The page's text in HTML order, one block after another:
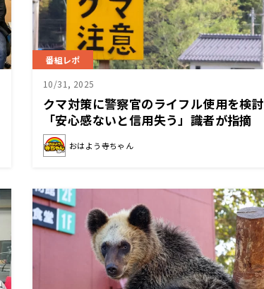
番組レポ
10/31, 2025
クマ対策に警察官のライフル使用を検討
「安心感ないと信用失う」識者が指摘
おはよう寺ちゃん